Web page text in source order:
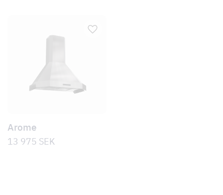
Arome
13 975 SEK